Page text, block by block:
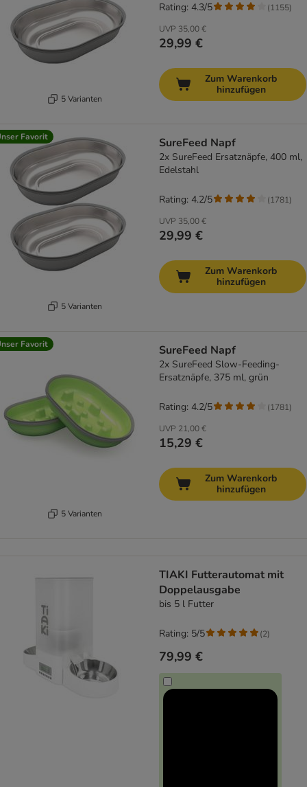
5 Varianten
UVP 35,00 €
29,99 €
Rating: 4.3/5 (1155)
Zum Warenkorb
hinzufügen
Favorit
5 Varianten
SureFeed Napf
2x SureFeed Ersatznäpfe, 400 ml,
Edelstahl
UVP 35,00 €
29,99 €
Rating: 4.2/5 (1781)
Zum Warenkorb
hinzufügen
Favorit
5 Varianten
SureFeed Napf
2x SureFeed Slow-Feeding-
Ersatznäpfe, 375 ml, grün
UVP 21,00 €
15,29 €
Rating: 4.2/5 (1781)
Zum Warenkorb
hinzufügen
TIAKI Futterautomat mit
Doppelausgabe
bis 5 l Futter
79,99 €
Rating: 5/5 (2)